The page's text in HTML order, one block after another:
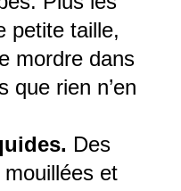
petite taille,
mordre dans
que rien n’en
Des
et